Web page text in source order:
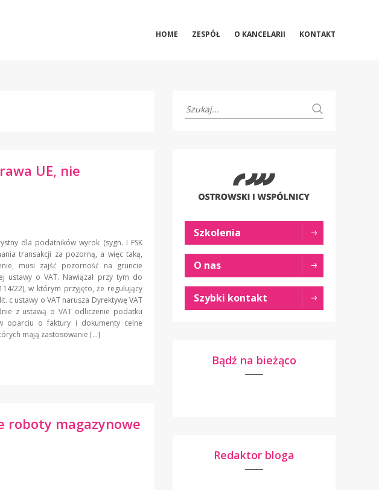
HOME ZESPÓŁ O KANCELARII KONTAKT
UE, nie
dla podatników wyrok (sygn. I FSK
transakcji za pozorną, a więc taką,
musi zajść pozorność na gruncie
ustawy o VAT. Nawiązał przy tym do
22), w którym przyjęto, że regulujący
c ustawy o VAT narusza Dyrektywę VAT
z ustawą o VAT odliczenie podatku
oparciu o faktury i dokumenty celne
mają zastosowanie […]
roboty magazynowe
Szkolenia
O nas
Szybki kontakt
Bądź na bieżąco
Redaktor bloga